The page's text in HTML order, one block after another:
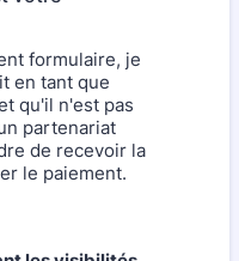
formulaire, je
en tant que
qu'il n'est pas
partenariat
de recevoir la
le paiement.